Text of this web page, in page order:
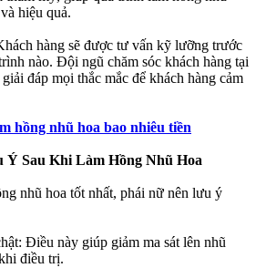
hiệu quả.
hàng sẽ được tư vấn kỹ lưỡng trước
nào. Đội ngũ chăm sóc khách hàng tại
đáp mọi thắc mắc để khách hàng cảm
hồng nhũ hoa bao nhiêu tiền
Sau Khi Làm Hồng Nhũ Hoa
nhũ hoa tốt nhất, phái nữ nên lưu ý
Điều này giúp giảm ma sát lên nhũ
điều trị.